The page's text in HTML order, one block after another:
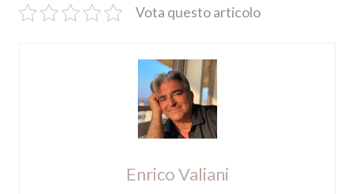
Vota questo articolo
Enrico Valiani